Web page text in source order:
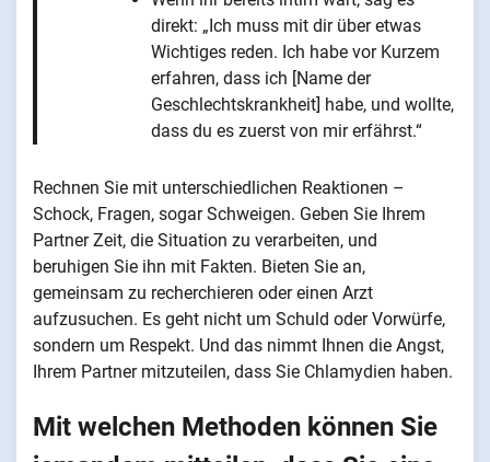
direkt: „Ich muss mit dir über etwas
Wichtiges reden. Ich habe vor Kurzem
erfahren, dass ich [Name der
Geschlechtskrankheit] habe, und wollte,
dass du es zuerst von mir erfährst.“
Rechnen Sie mit unterschiedlichen Reaktionen –
Schock, Fragen, sogar Schweigen. Geben Sie Ihrem
Partner Zeit, die Situation zu verarbeiten, und
beruhigen Sie ihn mit Fakten. Bieten Sie an,
gemeinsam zu recherchieren oder einen Arzt
aufzusuchen. Es geht nicht um Schuld oder Vorwürfe,
sondern um Respekt. Und das nimmt Ihnen die Angst,
Ihrem Partner mitzuteilen, dass Sie Chlamydien haben.
Mit welchen Methoden können Sie